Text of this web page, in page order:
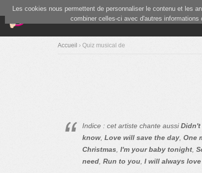
Blind Test(current)
Communauté
Accueil › Quiz musical de
Indice : cet artiste chante aussiDidn't
know, Love will save the day One
Christmas I'm your baby tonight
need Run to you I will always
Les cookies nous permettent de personnaliser le contenu et les
combiner celles-ci avec d'autres